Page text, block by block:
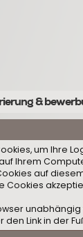
&
um Ihre
Ihrem
auf
Cookies
Link in der